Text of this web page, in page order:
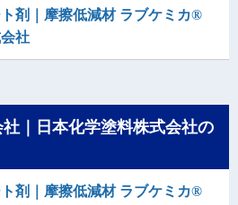
剤｜摩擦低減材 ラブケミカ®
社
｜日本化学塗料株式会社の
剤｜摩擦低減材 ラブケミカ®